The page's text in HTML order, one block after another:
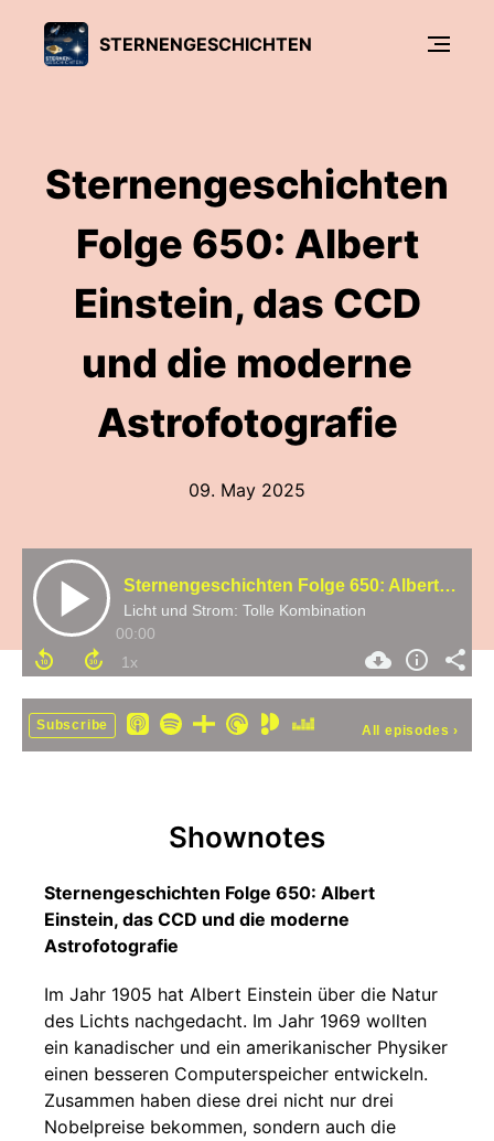
STERNENGESCHICHTEN
Sternengeschichten
Folge 650: Albert
Einstein, das CCD
und die moderne
Astrofotografie
09. May 2025
Sternengeschichten Folge 650: Albert Einstein, das CCD und die moderne Astrofotografie
Licht und Strom: Tolle Kombination
00:00
Subscribe All episodes ›
Shownotes
Sternengeschichten Folge 650: Albert
Einstein, das CCD und die moderne
Astrofotografie
Im Jahr 1905 hat Albert Einstein über die Natur
des Lichts nachgedacht. Im Jahr 1969 wollten
ein kanadischer und ein amerikanischer Physiker
einen besseren Computerspeicher entwickeln.
Zusammen haben diese drei nicht nur drei
Nobelpreise bekommen, sondern auch die